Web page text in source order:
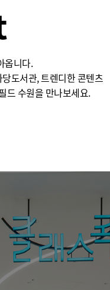
옵니다.
도서관, 트렌디한 콘텐츠
드 수원을 만나보세요.​